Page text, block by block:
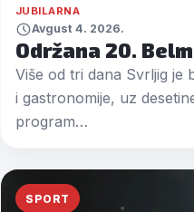
JUBILARNA
Avgust 4. 2026.
Održana 20.
Više od tri dana Svrljig je
i gastronomije, uz
program…
SPORT